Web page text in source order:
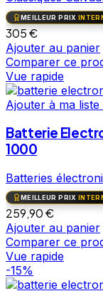
MEILLEUR PRIX
305€
Ajouter au panier
Comparer ce
Vue rapide
Ajouter à ma liste
Batterie
1000
Batteries
MEILLEUR PRIX
259,90€
Ajouter au panier
Comparer ce
Vue rapide
-15%